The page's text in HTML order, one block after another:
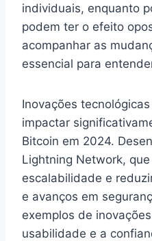
individuais, enquanto
podem ter o efeito
acompanhar as
essencial para
Inovações
impactar
Bitcoin em 2024.
Lightning Network,
escalabilidade e
e avanços em
exemplos de
usabilidade e a